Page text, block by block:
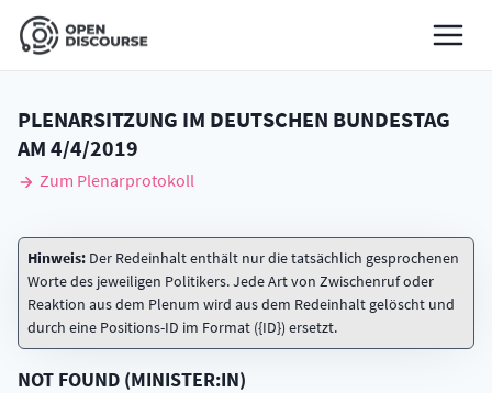
PLENARSITZUNG IM DEUTSCHEN BUNDESTAG
AM 4/4/2019
Zum Plenarprotokoll
Hinweis: Der Redeinhalt enthält nur die tatsächlich gesprochenen
Worte des jeweiligen Politikers. Jede Art von Zwischenruf oder
Reaktion aus dem Plenum wird aus dem Redeinhalt gelöscht und
durch eine Positions-ID im Format ({ID}) ersetzt.
NOT FOUND (MINISTER:IN)